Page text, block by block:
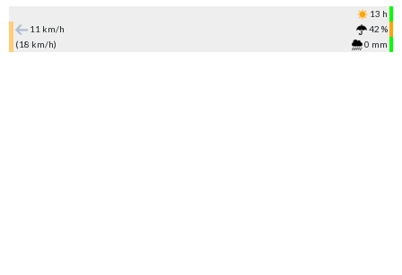
13 h
11 km/h
42 %
(18 km/h)
0 mm